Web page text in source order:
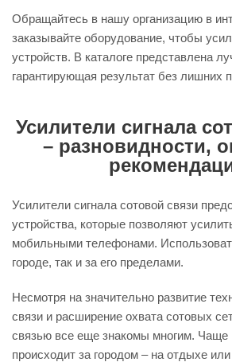
Обращайтесь в нашу организацию в
заказывайте оборудование, чтобы
устройств. В каталоге представлена
гарантирующая результат без лишних
Усилители сигнала
– разновидности,
Усилители сигнала сотовой связи
устройства, которые позволяют
мобильными телефонами.
городе, так и за его пределами.
Несмотря на значительно развитие
связи и расширение охвата сотовых
связью все еще знакомы многим. Чаще
происходит за городом – на отдыхе